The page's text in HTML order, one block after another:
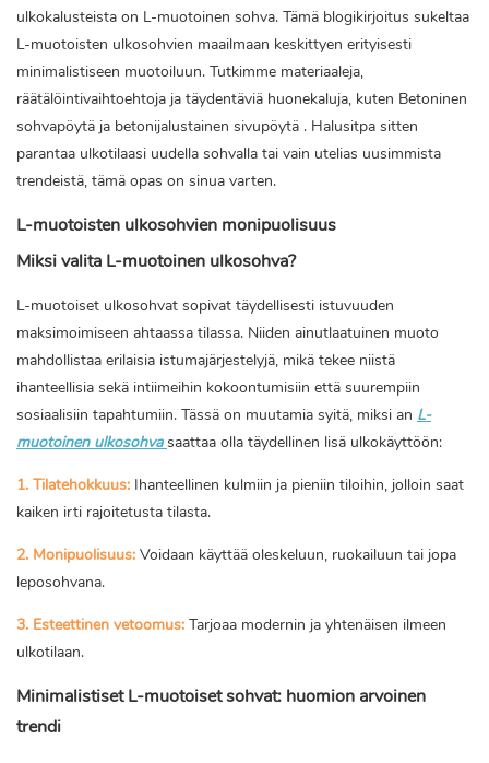
ulkokalusteista on L-muotoinen sohva. Tämä blogikirjoitus sukeltaa
L-muotoisten ulkosohvien maailmaan keskittyen erityisesti
minimalistiseen muotoiluun. Tutkimme materiaaleja,
räätälöintivaihtoehtoja ja täydentäviä huonekaluja, kuten Betoninen
sohvapöytä ja betonijalustainen sivupöytä . Halusitpa sitten
parantaa ulkotilaasi uudella sohvalla tai vain utelias uusimmista
trendeistä, tämä opas on sinua varten.
L-muotoisten ulkosohvien monipuolisuus
Miksi valita L-muotoinen ulkosohva?
L-muotoiset ulkosohvat sopivat täydellisesti istuvuuden
maksimoimiseen ahtaassa tilassa. Niiden ainutlaatuinen muoto
mahdollistaa erilaisia ​​istumajärjestelyjä, mikä tekee niistä
ihanteellisia sekä intiimeihin kokoontumisiin että suurempiin
sosiaalisiin tapahtumiin. Tässä on muutamia syitä, miksi an L-
muotoinen ulkosohvasaattaa olla täydellinen lisä ulkokäyttöön:
1. Tilatehokkuus: Ihanteellinen kulmiin ja pieniin tiloihin, jolloin saat
kaiken irti rajoitetusta tilasta.
2. Monipuolisuus: Voidaan käyttää oleskeluun, ruokailuun tai jopa
leposohvana.
3. Esteettinen vetoomus: Tarjoaa modernin ja yhtenäisen ilmeen
ulkotilaan.
Minimalistiset L-muotoiset sohvat: huomion arvoinen
trendi